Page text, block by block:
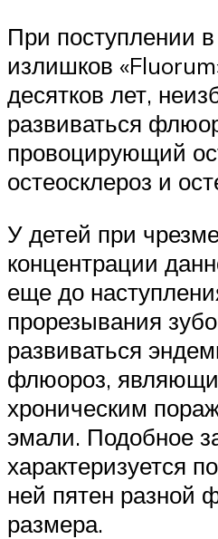
При поступлении
излишков
десятков лет,
развиваться
провоцирующий
остеосклероз и
У детей при
концентрации
еще до
прорезывания
развиваться
флюороз,
хроническим
эмали. Подобное
характеризуется
ней пятен разной
размера.